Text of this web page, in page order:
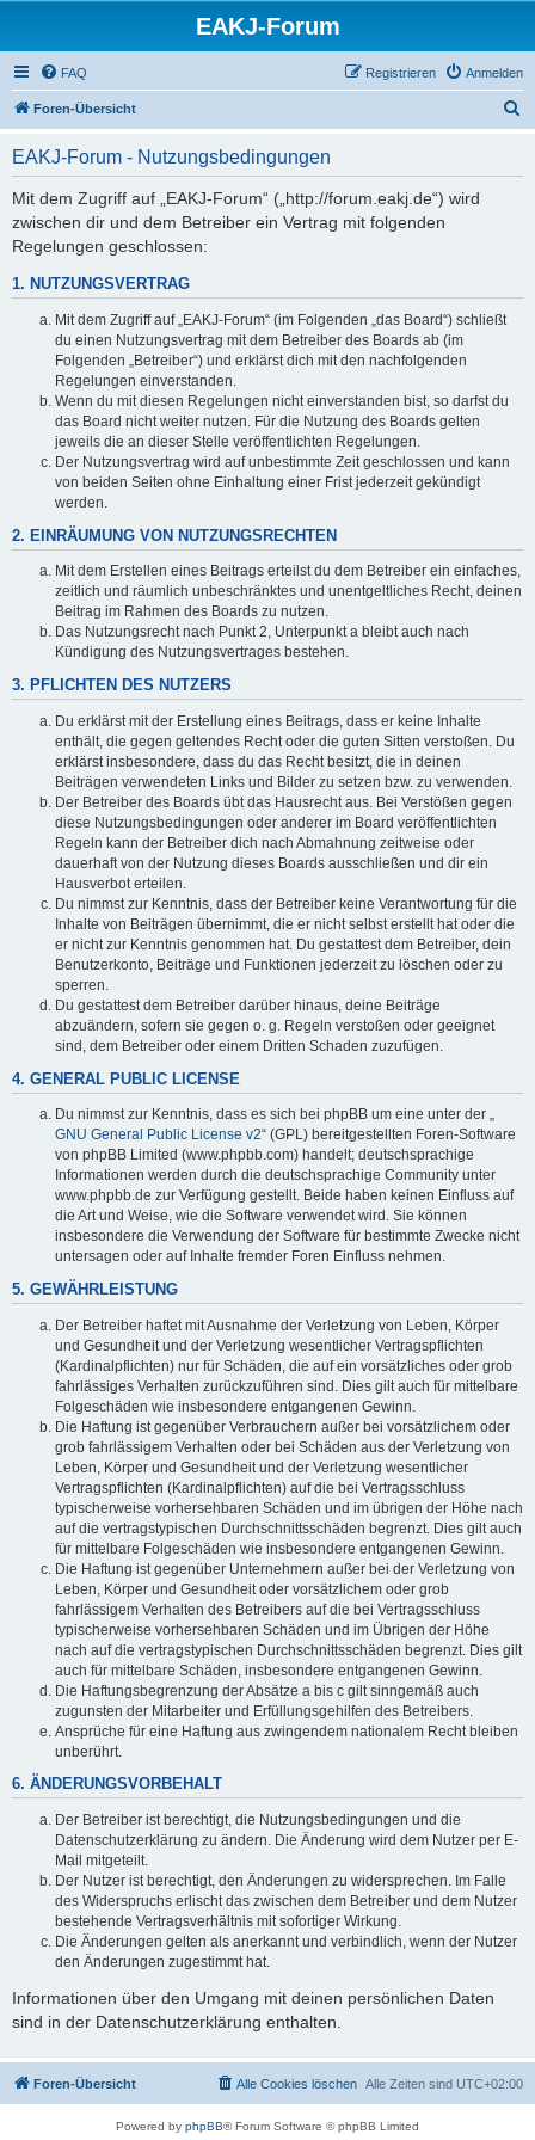
EAKJ-Forum
FAQ Anmelden
Registrieren
Foren-Übersicht
EAKJ-Forum - Nutzungsbedingungen
Mit dem Zugriff auf „EAKJ-Forum“ („http://forum.eakj.de“) wird
zwischen dir und dem Betreiber ein Vertrag mit folgenden
Regelungen geschlossen:
1. NUTZUNGSVERTRAG
Mit dem Zugriff auf „EAKJ-Forum“ (im Folgenden „das Board“) schließt
du einen Nutzungsvertrag mit dem Betreiber des Boards ab (im
Folgenden „Betreiber“) und erklärst dich mit den nachfolgenden
Regelungen einverstanden.
Wenn du mit diesen Regelungen nicht einverstanden bist, so darfst du
das Board nicht weiter nutzen. Für die Nutzung des Boards gelten
jeweils die an dieser Stelle veröffentlichten Regelungen.
Der Nutzungsvertrag wird auf unbestimmte Zeit geschlossen und kann
von beiden Seiten ohne Einhaltung einer Frist jederzeit gekündigt
werden.
2. EINRÄUMUNG VON NUTZUNGSRECHTEN
Mit dem Erstellen eines Beitrags erteilst du dem Betreiber ein einfaches,
zeitlich und räumlich unbeschränktes und unentgeltliches Recht, deinen
Beitrag im Rahmen des Boards zu nutzen.
Das Nutzungsrecht nach Punkt 2, Unterpunkt a bleibt auch nach
Kündigung des Nutzungsvertrages bestehen.
3. PFLICHTEN DES NUTZERS
Du erklärst mit der Erstellung eines Beitrags, dass er keine Inhalte
enthält, die gegen geltendes Recht oder die guten Sitten verstoßen. Du
erklärst insbesondere, dass du das Recht besitzt, die in deinen
Beiträgen verwendeten Links und Bilder zu setzen bzw. zu verwenden.
Der Betreiber des Boards übt das Hausrecht aus. Bei Verstößen gegen
diese Nutzungsbedingungen oder anderer im Board veröffentlichten
Regeln kann der Betreiber dich nach Abmahnung zeitweise oder
dauerhaft von der Nutzung dieses Boards ausschließen und dir ein
Hausverbot erteilen.
Du nimmst zur Kenntnis, dass der Betreiber keine Verantwortung für die
Inhalte von Beiträgen übernimmt, die er nicht selbst erstellt hat oder die
er nicht zur Kenntnis genommen hat. Du gestattest dem Betreiber, dein
Benutzerkonto, Beiträge und Funktionen jederzeit zu löschen oder zu
sperren.
Du gestattest dem Betreiber darüber hinaus, deine Beiträge
abzuändern, sofern sie gegen o. g. Regeln verstoßen oder geeignet
sind, dem Betreiber oder einem Dritten Schaden zuzufügen.
4. GENERAL PUBLIC LICENSE
Du nimmst zur Kenntnis, dass es sich bei phpBB um eine unter der „
GNU General Public License v2“ (GPL) bereitgestellten Foren-Software
von phpBB Limited (www.phpbb.com) handelt; deutschsprachige
Informationen werden durch die deutschsprachige Community unter
www.phpbb.de zur Verfügung gestellt. Beide haben keinen Einfluss auf
die Art und Weise, wie die Software verwendet wird. Sie können
insbesondere die Verwendung der Software für bestimmte Zwecke nicht
untersagen oder auf Inhalte fremder Foren Einfluss nehmen.
5. GEWÄHRLEISTUNG
Der Betreiber haftet mit Ausnahme der Verletzung von Leben, Körper
und Gesundheit und der Verletzung wesentlicher Vertragspflichten
(Kardinalpflichten) nur für Schäden, die auf ein vorsätzliches oder grob
fahrlässiges Verhalten zurückzuführen sind. Dies gilt auch für mittelbare
Folgeschäden wie insbesondere entgangenen Gewinn.
Die Haftung ist gegenüber Verbrauchern außer bei vorsätzlichem oder
grob fahrlässigem Verhalten oder bei Schäden aus der Verletzung von
Leben, Körper und Gesundheit und der Verletzung wesentlicher
Vertragspflichten (Kardinalpflichten) auf die bei Vertragsschluss
typischerweise vorhersehbaren Schäden und im übrigen der Höhe nach
auf die vertragstypischen Durchschnittsschäden begrenzt. Dies gilt auch
für mittelbare Folgeschäden wie insbesondere entgangenen Gewinn.
Die Haftung ist gegenüber Unternehmern außer bei der Verletzung von
Leben, Körper und Gesundheit oder vorsätzlichem oder grob
fahrlässigem Verhalten des Betreibers auf die bei Vertragsschluss
typischerweise vorhersehbaren Schäden und im Übrigen der Höhe
nach auf die vertragstypischen Durchschnittsschäden begrenzt. Dies gilt
auch für mittelbare Schäden, insbesondere entgangenen Gewinn.
Die Haftungsbegrenzung der Absätze a bis c gilt sinngemäß auch
zugunsten der Mitarbeiter und Erfüllungsgehilfen des Betreibers.
Ansprüche für eine Haftung aus zwingendem nationalem Recht bleiben
unberührt.
6. ÄNDERUNGSVORBEHALT
Der Betreiber ist berechtigt, die Nutzungsbedingungen und die
Datenschutzerklärung zu ändern. Die Änderung wird dem Nutzer per E-
Mail mitgeteilt.
Der Nutzer ist berechtigt, den Änderungen zu widersprechen. Im Falle
des Widerspruchs erlischt das zwischen dem Betreiber und dem Nutzer
bestehende Vertragsverhältnis mit sofortiger Wirkung.
Die Änderungen gelten als anerkannt und verbindlich, wenn der Nutzer
den Änderungen zugestimmt hat.
Informationen über den Umgang mit deinen persönlichen Daten
sind in der Datenschutzerklärung enthalten.
Foren-Übersicht Alle Zeiten sind UTC+02:00
Alle Cookies löschen
Powered by phpBB® Forum Software © phpBB Limited